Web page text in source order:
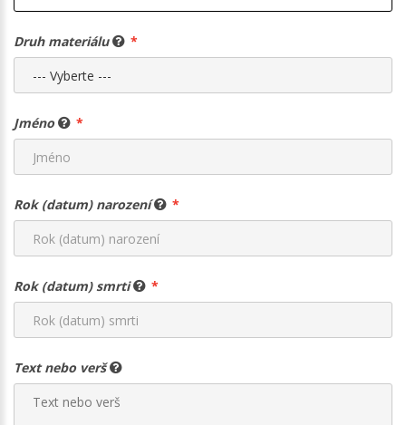
Druh materiálu
Jméno
Rok (datum) narození
Rok (datum) smrti
Text nebo verš